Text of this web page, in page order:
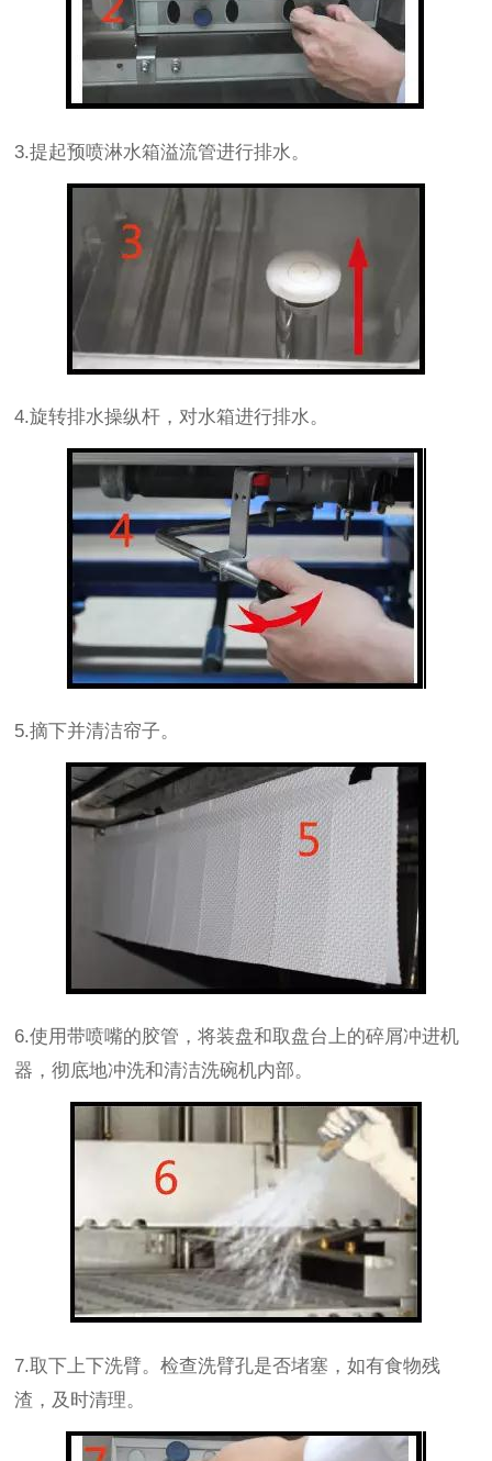
3.提起预喷淋水箱溢流管进行排水。
4.旋转排水操纵杆，对水箱进行排水。
5.摘下并清洁帘子。
6.使用带喷嘴的胶管，将装盘和取盘台上的碎屑冲进机
器，彻底地冲洗和清洁洗碗机内部。
7.取下上下洗臂。检查洗臂孔是否堵塞，如有食物残
渣，及时清理。